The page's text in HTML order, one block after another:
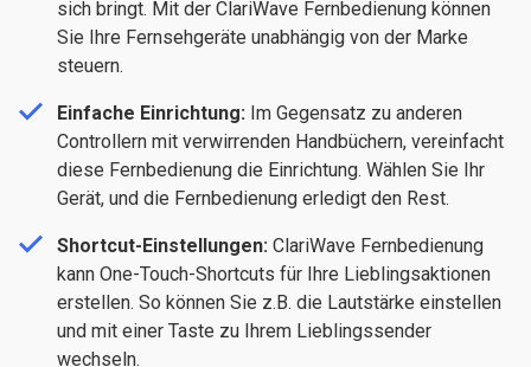
sich bringt. Mit der ClariWave Fernbedienung können
Sie Ihre Fernsehgeräte unabhängig von der Marke
steuern.
Einfache Einrichtung: Im Gegensatz zu anderen
Controllern mit verwirrenden Handbüchern, vereinfacht
diese Fernbedienung die Einrichtung. Wählen Sie Ihr
Gerät, und die Fernbedienung erledigt den Rest.
Shortcut-Einstellungen: ClariWave Fernbedienung
kann One-Touch-Shortcuts für Ihre Lieblingsaktionen
erstellen. So können Sie z.B. die Lautstärke einstellen
und mit einer Taste zu Ihrem Lieblingssender
wechseln.